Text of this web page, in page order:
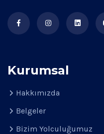
Kurumsal
Hakkımızda
Belgeler
Bizim Yolculuğumuz